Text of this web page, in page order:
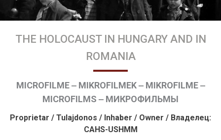
Definíciók
Személyzet
Oktatás
Levéltári források
Könyvtár ‒ könyvek
Kiadványok
THE HOLOCAUST IN HUNGARY AND IN
ROMANIA
MICROFILME ‒ MIKROFILMEK ‒ MIKROFILME ‒
MICROFILMS ‒ МИКРОФИЛЬМЫ
Proprietar / Tulajdonos / Inhaber / Owner / Владелец:
CAHS-USHMM